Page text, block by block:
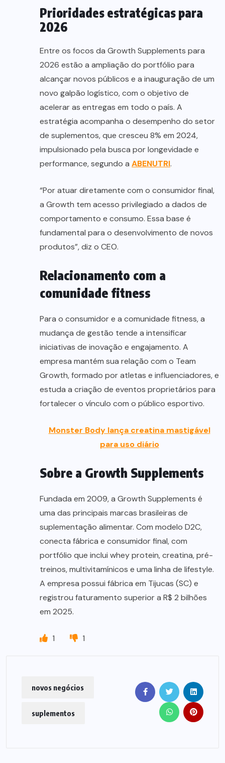
Prioridades estratégicas para
2026
Entre os focos da Growth Supplements para
2026 estão a ampliação do portfólio para
alcançar novos públicos e a inauguração de um
novo galpão logístico, com o objetivo de
acelerar as entregas em todo o país. A
estratégia acompanha o desempenho do setor
de suplementos, que cresceu 8% em 2024,
impulsionado pela busca por longevidade e
performance, segundo a ABENUTRI.
“Por atuar diretamente com o consumidor final,
a Growth tem acesso privilegiado a dados de
comportamento e consumo. Essa base é
fundamental para o desenvolvimento de novos
produtos”, diz o CEO.
Relacionamento com a
comunidade fitness
Para o consumidor e a comunidade fitness, a
mudança de gestão tende a intensificar
iniciativas de inovação e engajamento. A
empresa mantém sua relação com o Team
Growth, formado por atletas e influenciadores, e
estuda a criação de eventos proprietários para
fortalecer o vínculo com o público esportivo.
Monster Body lança creatina mastigável
para uso diário
Sobre a Growth Supplements
Fundada em 2009, a Growth Supplements é
uma das principais marcas brasileiras de
suplementação alimentar. Com modelo D2C,
conecta fábrica e consumidor final, com
portfólio que inclui whey protein, creatina, pré-
treinos, multivitamínicos e uma linha de lifestyle.
A empresa possui fábrica em Tijucas (SC) e
registrou faturamento superior a R$ 2 bilhões
em 2025.
1 1
novos negócios
suplementos